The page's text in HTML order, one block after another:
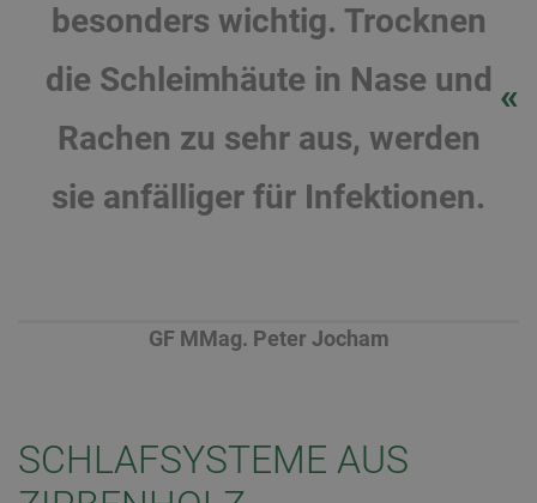
besonders wichtig. Trocknen
die Schleimhäute in Nase und
Rachen zu sehr aus, werden
sie anfälliger für Infektionen.
GF MMag. Peter Jocham
SCHLAFSYSTEME AUS